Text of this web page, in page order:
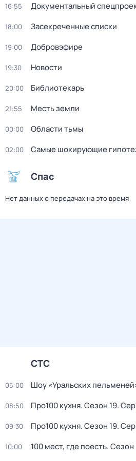
16:55 Документальный
18:00 Заcекрeченные списки
19:00 Добровэфире
19:30 Новости
20:00 Библиотекарь
21:55 Месть земли
00:00 Области тьмы
02:00 Самые шoкиpующие
Спас
Нет данных о передачах на это время
СТС
05:00 Шоу «Уральских
08:50 Про100 кухня. Сезон 19.
09:30 Про100 кухня. Сезон 19.
10:00 100 мест, где поесть. Сезон